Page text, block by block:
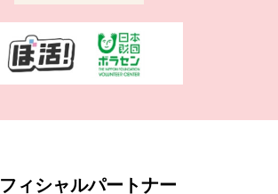
ィシャルパートナー